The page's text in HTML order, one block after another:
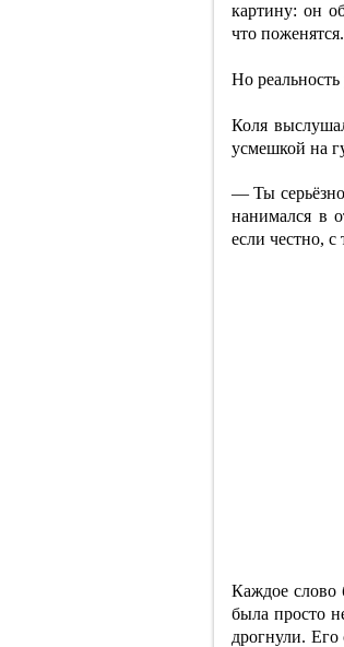
картину: он
что
Но
Коля
усмешкой на
— Ты
нанимался в
если честно,
Каждое слово
была просто
дрогнули.